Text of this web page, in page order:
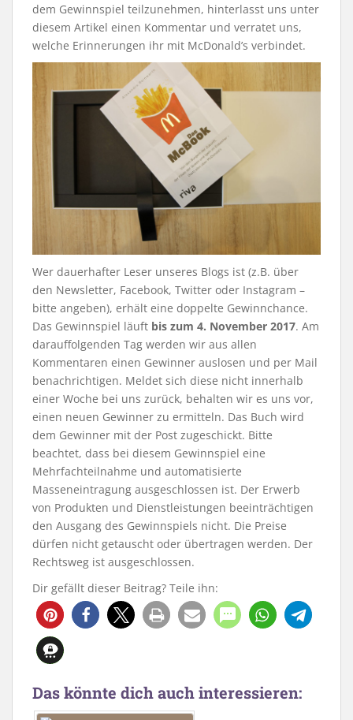
dem Gewinnspiel teilzunehmen, hinterlasst uns unter
diesem Artikel einen Kommentar und verratet uns,
welche Erinnerungen ihr mit McDonald’s verbindet.
Wer dauerhafter Leser unseres Blogs ist (z.B. über
den Newsletter, Facebook, Twitter oder Instagram –
bitte angeben), erhält eine doppelte Gewinnchance.
Das Gewinnspiel läuft bis zum 4. November 2017. Am
darauffolgenden Tag werden wir aus allen
Kommentaren einen Gewinner auslosen und per Mail
benachrichtigen. Meldet sich diese nicht innerhalb
einer Woche bei uns zurück, behalten wir es uns vor,
einen neuen Gewinner zu ermitteln. Das Buch wird
dem Gewinner mit der Post zugeschickt. Bitte
beachtet, dass bei diesem Gewinnspiel eine
Mehrfachteilnahme und automatisierte
Masseneintragung ausgeschlossen ist. Der Erwerb
von Produkten und Dienstleistungen beeinträchtigen
den Ausgang des Gewinnspiels nicht. Die Preise
dürfen nicht getauscht oder übertragen werden. Der
Rechtsweg ist ausgeschlossen.
Dir gefällt dieser Beitrag? Teile ihn:
Das könnte dich auch interessieren: